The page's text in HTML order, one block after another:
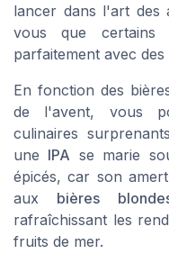
lancer dans l'art des
vous que certains
parfaitement avec
En fonction des
de l'avent, vous
culinaires
une IPA se marie
épicés, car son
aux bières
rafraîchissant les
fruits de mer.